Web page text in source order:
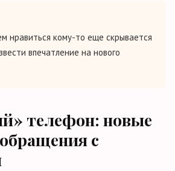
нравиться кому-то еще скрывается
впечатление на нового
телефон: новые
с